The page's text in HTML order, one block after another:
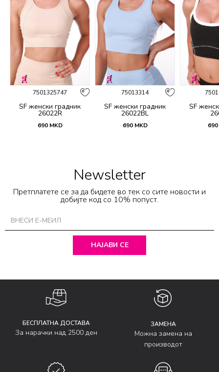
7501325747
SF женски градник
26022R
690 MKD
75013314
SF женски градник
26022BL
690 MKD
SF
690
Newsletter
Претплатете се за да бидете во тек со сите новости и
добијте код со 10% попуст.
НАЈАВИ СЕ
БЕСПЛАТНА ДОСТАВА
За нарачки над 2500 ден
ЗАМЕНА
Можна замена на
производот